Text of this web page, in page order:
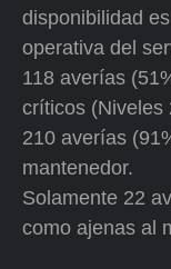
disponibilidad
operativa del
118 averías
críticos (Niveles
210 averías
mantenedor.
Solamente 22
como ajenas al